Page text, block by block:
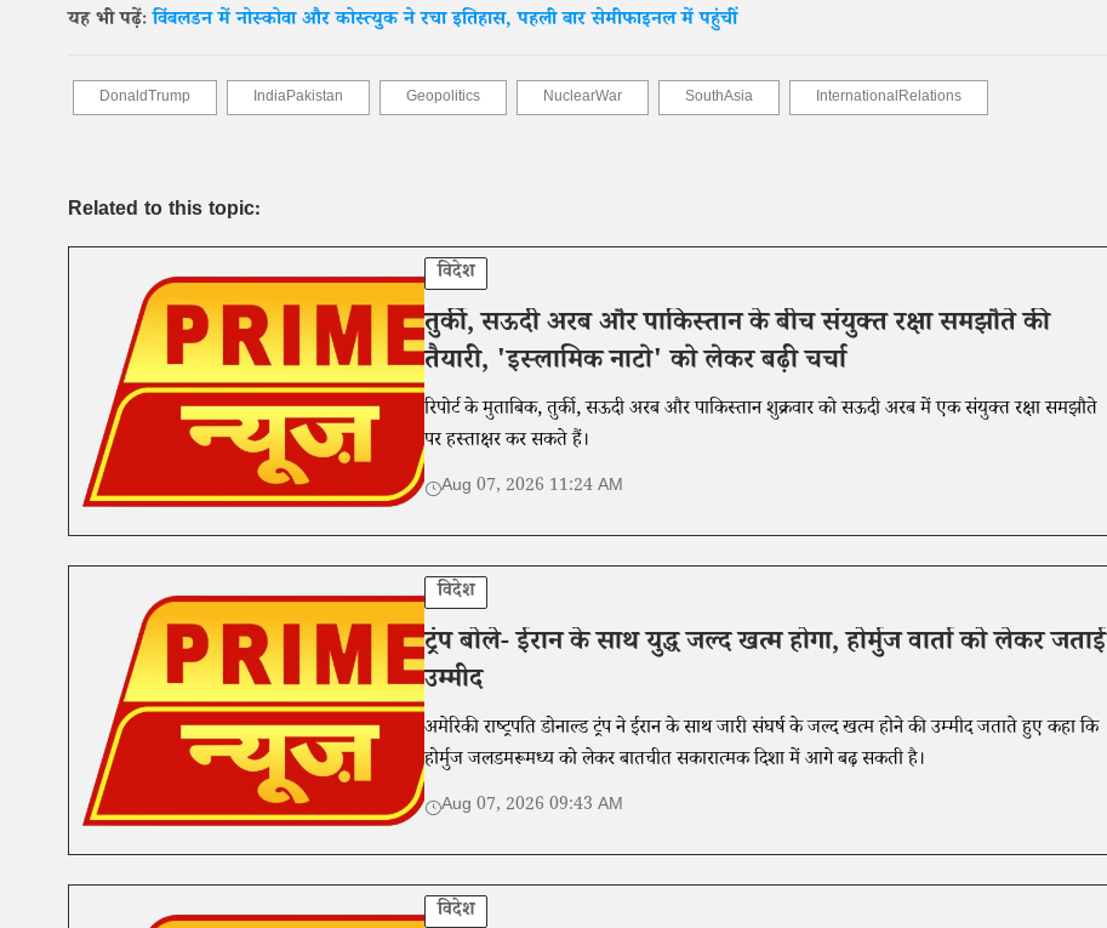
यह भी पढ़ेंःविंबलडन में नोस्कोवा और कोस्त्युक ने रचा इतिहास, पहली बार सेमीफाइनल में पहुंचीं
DonaldTrump IndiaPakistan Geopolitics NuclearWar SouthAsia InternationalRelations
Related to this topic:
विदेश
तुर्की, सऊदी अरब और पाकिस्तान के बीच संयुक्त रक्षा समझौते की
तैयारी, 'इस्लामिक नाटो' को लेकर बढ़ी चर्चा
रिपोर्ट के मुताबिक, तुर्की, सऊदी अरब और पाकिस्तान शुक्रवार को सऊदी अरब में एक संयुक्त रक्षा समझौते
पर हस्ताक्षर कर सकते हैं।
Aug 07, 2026 11:24 AM
विदेश
ट्रंप बोले- ईरान के साथ युद्ध जल्द खत्म होगा, होर्मुज वार्ता को लेकर जताई
उम्मीद
अमेरिकी राष्ट्रपति डोनाल्ड ट्रंप ने ईरान के साथ जारी संघर्ष के जल्द खत्म होने की उम्मीद जताते हुए कहा कि
होर्मुज जलडमरूमध्य को लेकर बातचीत सकारात्मक दिशा में आगे बढ़ सकती है।
Aug 07, 2026 09:43 AM
विदेश